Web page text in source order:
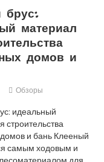
брус:
материал
домов и
Обзоры
идеальный
строительства
и бань Клееный
самым ходовым и